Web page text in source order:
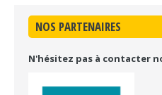
NOS PARTENAIRES
N'hésitez pas à contacter